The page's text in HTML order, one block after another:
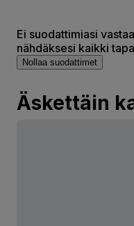
Ei suodattimiasi
nähdäksesi kaikki
Nollaa suodattimet
Äskettäin